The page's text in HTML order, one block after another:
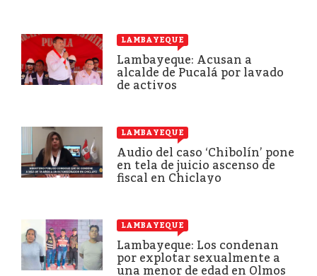
LAMBAYEQUE
Lambayeque: Acusan a
alcalde de Pucalá por lavado
de activos
LAMBAYEQUE
Audio del caso ‘Chibolín’ pone
en tela de juicio ascenso de
fiscal en Chiclayo
LAMBAYEQUE
Lambayeque: Los condenan
por explotar sexualmente a
una menor de edad en Olmos